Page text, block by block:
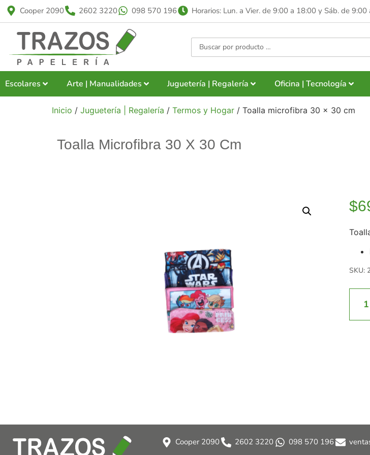
Cooper 2090 2602 3220 098 570 196 Horarios: Lun. a Vier. de 9:00 a 18:00 y Sáb. de 9:00
Escolares Arte | Manualidades Juguetería | Regalería Oficina | Tecnología
Inicio / Juguetería | Regalería / Termos y Hogar / Toalla microfibra 30 x 30 cm
Toalla Microfibra 30 X 30 Cm
$
SKU:
Cooper 2090 2602 3220 098 570 196